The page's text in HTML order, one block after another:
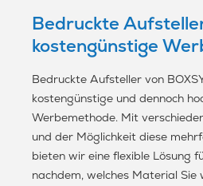
Bedruckte
kostengünstige
Bedruckte Aufsteller von
kostengünstige und dennoch
Werbemethode. Mit
und der Möglichkeit diese
bieten wir eine flexible Lösung
nachdem, welches Material Sie